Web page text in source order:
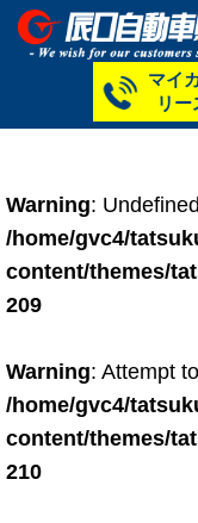
マイ
リー
Warning:
/home/gvc4/
content/themes/
209
Warning: Attempt
/home/gvc4/
content/themes/
210